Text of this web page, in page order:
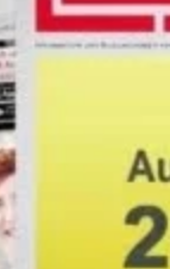
und
entsteht
bestimmte